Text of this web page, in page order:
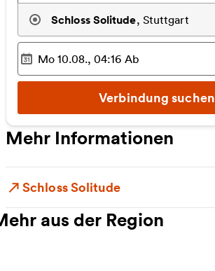
Schloss Solitude, Stuttgart
Ausgewählter Zeitpunkt
Mo 10.08., 04:16 Ab
Verbindung suchen
Mehr Informationen
Schloss Solitude
aus der Region